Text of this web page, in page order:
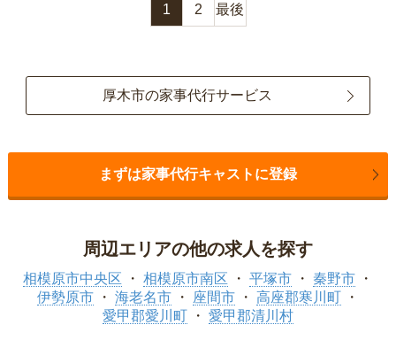
1 2 最後
厚木市の家事代行サービス
まずは家事代行キャストに登録
周辺エリアの他の求人を探す
相模原市中央区 相模原市南区 平塚市
秦野市
伊勢原市
海老名市 座間市
高座郡寒川町
愛甲郡愛川町
愛甲郡清川村